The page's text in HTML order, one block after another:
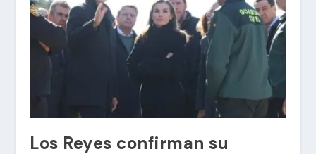
Los Reyes confirman su